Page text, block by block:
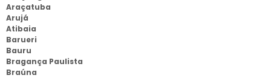
Araçatuba
Arujá
Atibaia
Barueri
Bauru
Bragança Paulista
Braúna